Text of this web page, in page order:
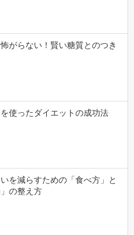
がらない！賢い糖質とのつき
使ったダイエットの成功法
を減らすための「食べ方」と
」の整え方